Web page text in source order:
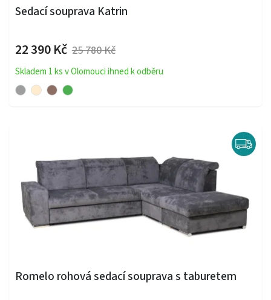
Sedací souprava Katrin
22 390 Kč 25 780 Kč
Skladem 1 ks v Olomouci ihned k odběru
Romelo rohová sedací souprava s taburetem